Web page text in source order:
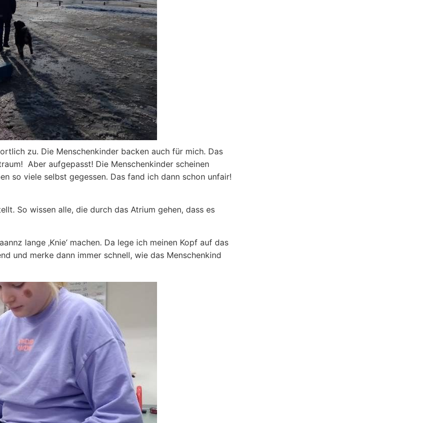
zu. Die Menschenkinder backen auch für mich. Das
Aber aufgepasst! Die Menschenkinder scheinen
so viele selbst gegessen. Das fand ich dann schon unfair!
So wissen alle, die durch das Atrium gehen, dass es
lange ‚Knie‘ machen. Da lege ich meinen Kopf auf das
und merke dann immer schnell, wie das Menschenkind